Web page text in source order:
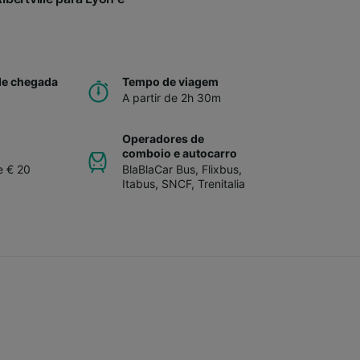
chegada
Tempo de viagem
A partir de 2h 30m
€ 20
Operadores de
comboio e autocarro
BlaBlaCar Bus, Flixbus,
Itabus, SNCF, Trenitalia